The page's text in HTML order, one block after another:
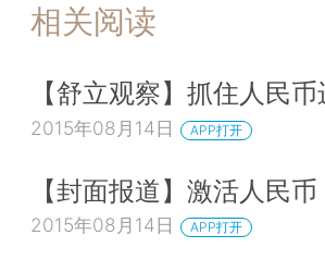
相关阅读
【舒立观察】抓住人民
2015年08月14日 APP打开
【封面报道】激活人民币
2015年08月14日 APP打开